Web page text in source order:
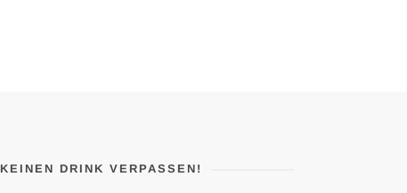
KEINEN DRINK VERPASSEN!